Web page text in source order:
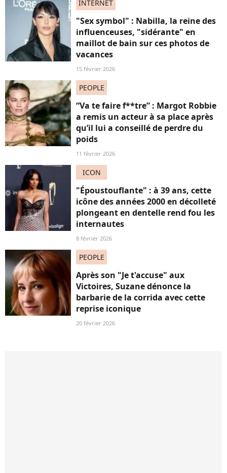
INTERNET
"Sex symbol" : Nabilla, la reine des
influenceuses, "sidérante" en
maillot de bain sur ces photos de
vacances
15 février 2026
PEOPLE
“Va te faire f**tre” : Margot Robbie
a remis un acteur à sa place après
qu’il lui a conseillé de perdre du
poids
11 février 2026
ICON
"Époustouflante" : à 39 ans, cette
icône des années 2000 en décolleté
plongeant en dentelle rend fou les
internautes
8 février 2026
PEOPLE
Après son "Je t'accuse" aux
Victoires, Suzane dénonce la
barbarie de la corrida avec cette
reprise iconique
20 février 2026